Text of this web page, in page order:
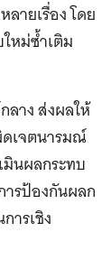
ายเรื่อง โดย
หม่ซ้ำเติม
ลาง ส่งผลให้
เจตนารมณ์
มินผลกระทบ
รป้องกันผลก
ารเชิง